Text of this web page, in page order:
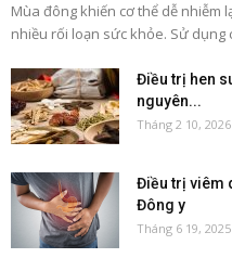
Mùa đông khiến cơ thể dễ nhiễm
nhiều rối loạn sức khỏe. Sử dụng
Điều trị hen
nguyên...
Tháng 2 10, 2026
Điều trị viêm
Đông y
Tháng 6 19, 2025